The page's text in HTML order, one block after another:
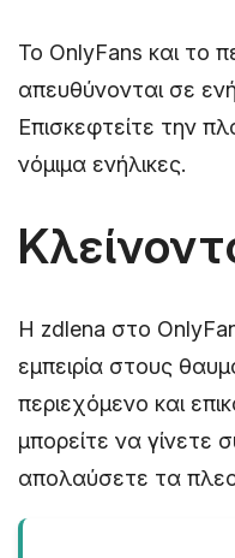
Το OnlyFans και το
απευθύνονται σε
Επισκεφτείτε την
νόμιμα ενήλικες.
Η zdlena στο
εμπειρία στους
περιεχόμενο και
μπορείτε να γίνετε
απολαύσετε τα